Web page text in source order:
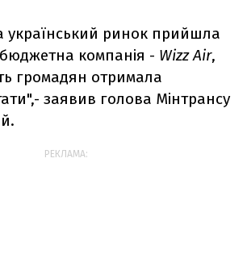
український ринок прийшла
компанія - Wizz Air,
громадян отримала
заявив голова Мінтрансу
РЕКЛАМА: